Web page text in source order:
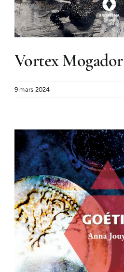
Vortex Mogador
9 mars 2024